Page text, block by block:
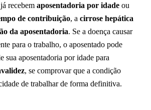
recebem aposentadoria por idade ou
de contribuição, a cirrose hepática
da aposentadoria. Se a doença causar
para o trabalho, o aposentado pode
sua aposentadoria por idade para
, se comprovar que a condição
de trabalhar de forma definitiva.